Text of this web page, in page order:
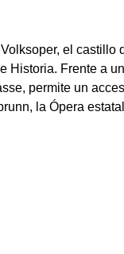
el castillo
Historia. Frente a
permite un
la Ópera